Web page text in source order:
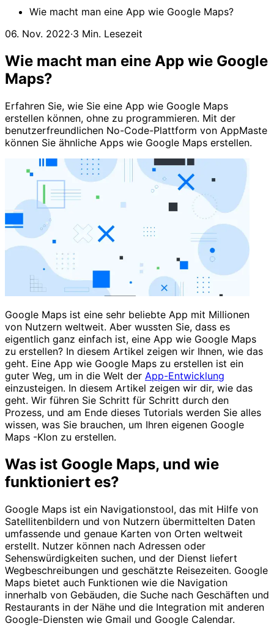
Wie macht man eine App wie Google Maps?
06. Nov. 2022·3 Min. Lesezeit
Wie macht man eine App wie Google
Maps?
Erfahren Sie, wie Sie eine App wie Google Maps
erstellen können, ohne zu programmieren. Mit der
benutzerfreundlichen No-Code-Plattform von AppMaste
können Sie ähnliche Apps wie Google Maps erstellen.
Google Maps ist eine sehr beliebte App mit Millionen
von Nutzern weltweit. Aber wussten Sie, dass es
eigentlich ganz einfach ist, eine App wie Google Maps
zu erstellen? In diesem Artikel zeigen wir Ihnen, wie das
geht. Eine App wie Google Maps zu erstellen ist ein
guter Weg, um in die Welt der App-Entwicklung
einzusteigen. In diesem Artikel zeigen wir dir, wie das
geht. Wir führen Sie Schritt für Schritt durch den
Prozess, und am Ende dieses Tutorials werden Sie alles
wissen, was Sie brauchen, um Ihren eigenen Google
Maps -Klon zu erstellen.
Was ist Google Maps, und wie
funktioniert es?
Google Maps ist ein Navigationstool, das mit Hilfe von
Satellitenbildern und von Nutzern übermittelten Daten
umfassende und genaue Karten von Orten weltweit
erstellt. Nutzer können nach Adressen oder
Sehenswürdigkeiten suchen, und der Dienst liefert
Wegbeschreibungen und geschätzte Reisezeiten. Google
Maps bietet auch Funktionen wie die Navigation
innerhalb von Gebäuden, die Suche nach Geschäften und
Restaurants in der Nähe und die Integration mit anderen
Google-Diensten wie Gmail und Google Calendar.